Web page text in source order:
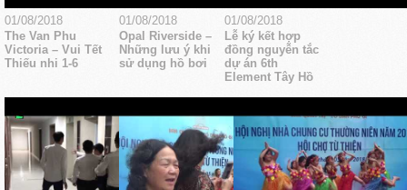
01/08/2018
The Van Phu
Victoria – Vui Tết
Thiếu nhi 1-6
01/08/2018
Opal Riverside –
Những lưu ý khi
sử dụng hồ bơi
01/08/2018
Lễ ký kết hợp
đồng nguyễn tắc
dự án 6th
Element Tây Hồ